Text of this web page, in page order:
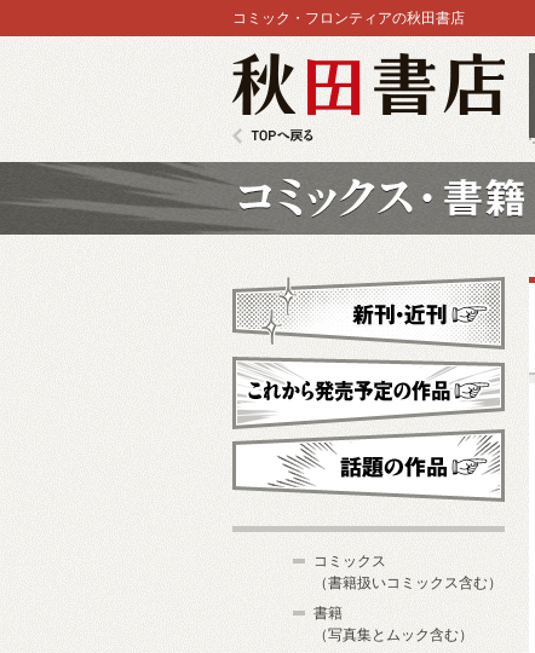
コミック・フロンティアの秋田書店
新刊・近刊
これから発売予定
コミックス
（書籍扱いコミックス含む）
書籍
（写真集とムック含む）